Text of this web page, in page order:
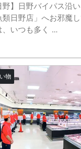
】日野バイパス沿
日野店」へお邪魔し
いつも多く ...
物